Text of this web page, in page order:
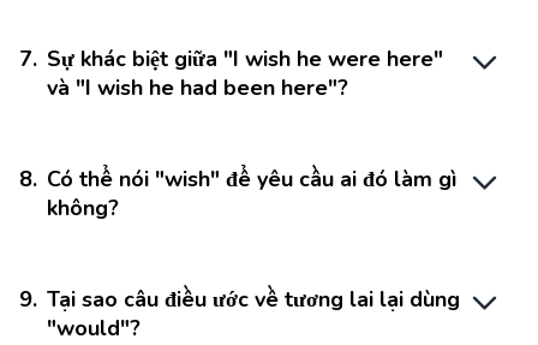
7. Sự khác biệt giữa "I wish he were here"
và "I wish he had been here"?
8. Có thể nói "wish" để yêu cầu ai đó làm gì
không?
9. Tại sao câu điều ước về tương lai lại dùng
"would"?